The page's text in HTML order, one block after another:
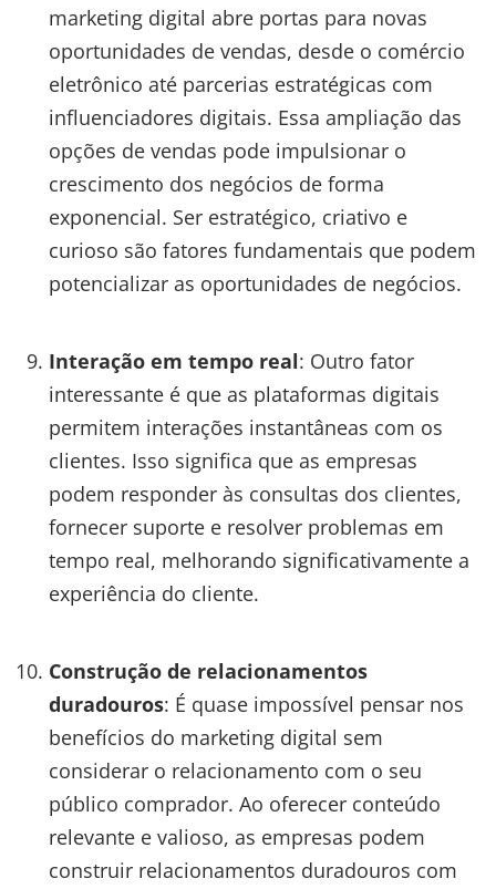
marketing digital abre portas para novas
oportunidades de vendas, desde o comércio
eletrônico até parcerias estratégicas com
influenciadores digitais. Essa ampliação das
opções de vendas pode impulsionar o
crescimento dos negócios de forma
exponencial. Ser estratégico, criativo e
curioso são fatores fundamentais que podem
potencializar as oportunidades de negócios.
Interação em tempo real: Outro fator
interessante é que as plataformas digitais
permitem interações instantâneas com os
clientes. Isso significa que as empresas
podem responder às consultas dos clientes,
fornecer suporte e resolver problemas em
tempo real, melhorando significativamente a
experiência do cliente.
Construção de relacionamentos
duradouros: É quase impossível pensar nos
benefícios do marketing digital sem
considerar o relacionamento com o seu
público comprador. Ao oferecer conteúdo
relevante e valioso, as empresas podem
construir relacionamentos duradouros com